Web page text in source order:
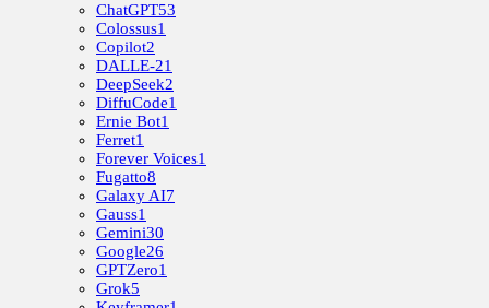
ChatGPT53
Colossus1
Copilot2
DALLE-21
DeepSeek2
DiffuCode1
Ernie Bot1
Ferret1
Forever Voices1
Fugatto8
Galaxy AI7
Gauss1
Gemini30
Google26
GPTZero1
Grok5